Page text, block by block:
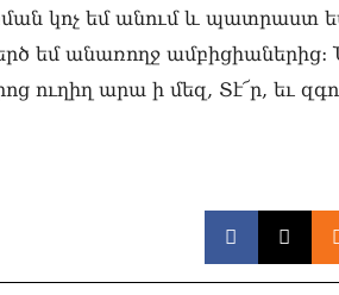
կոչ եմ անում և պատրաստ
եմ անառողջ
ուղիղ արա ի մեզ, Տէ՜ր, եւ